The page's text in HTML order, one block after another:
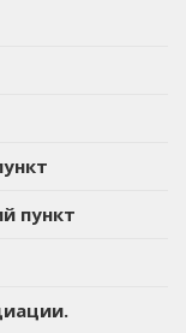
пункт